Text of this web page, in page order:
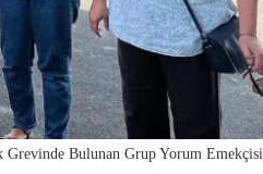
Grevinde Bulunan Grup Yorum Emekçisi